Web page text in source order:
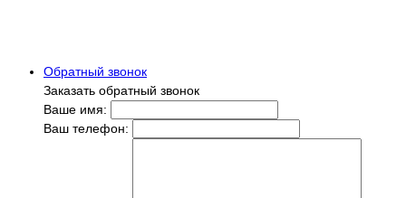
Обратный звонок
Заказать обратный звонок
Ваше имя:
Ваш телефон: